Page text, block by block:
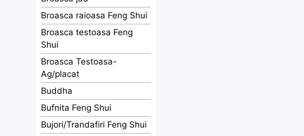
Broasca raioasa Feng Shui
Broasca testoasa Feng
Shui
Broasca Testoasa-
Ag/placat
Buddha
Bufnita Feng Shui
Bujori/Trandafiri Feng Shui